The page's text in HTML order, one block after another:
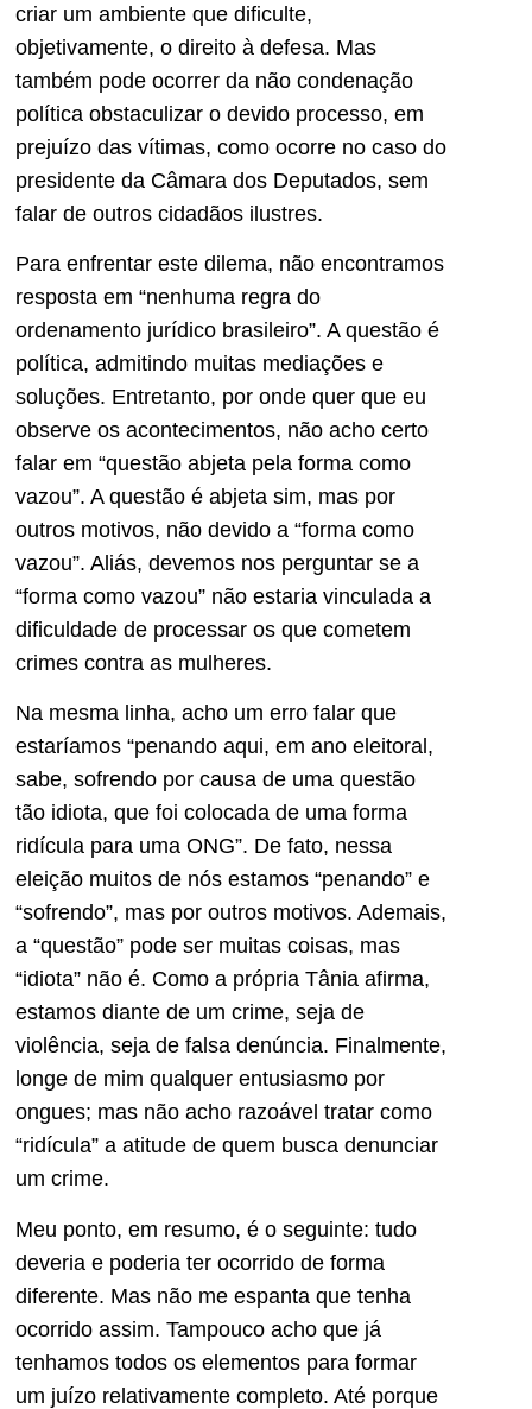
criar um ambiente que dificulte,
objetivamente, o direito à defesa. Mas
também pode ocorrer da não condenação
política obstaculizar o devido processo, em
prejuízo das vítimas, como ocorre no caso do
presidente da Câmara dos Deputados, sem
falar de outros cidadãos ilustres.
Para enfrentar este dilema, não encontramos
resposta em “nenhuma regra do
ordenamento jurídico brasileiro”. A questão é
política, admitindo muitas mediações e
soluções. Entretanto, por onde quer que eu
observe os acontecimentos, não acho certo
falar em “questão abjeta pela forma como
vazou”. A questão é abjeta sim, mas por
outros motivos, não devido a “forma como
vazou”. Aliás, devemos nos perguntar se a
“forma como vazou” não estaria vinculada a
dificuldade de processar os que cometem
crimes contra as mulheres.
Na mesma linha, acho um erro falar que
estaríamos “penando aqui, em ano eleitoral,
sabe, sofrendo por causa de uma questão
tão idiota, que foi colocada de uma forma
ridícula para uma ONG”. De fato, nessa
eleição muitos de nós estamos “penando” e
“sofrendo”, mas por outros motivos. Ademais,
a “questão” pode ser muitas coisas, mas
“idiota” não é. Como a própria Tânia afirma,
estamos diante de um crime, seja de
violência, seja de falsa denúncia. Finalmente,
longe de mim qualquer entusiasmo por
ongues; mas não acho razoável tratar como
“ridícula” a atitude de quem busca denunciar
um crime.
Meu ponto, em resumo, é o seguinte: tudo
deveria e poderia ter ocorrido de forma
diferente. Mas não me espanta que tenha
ocorrido assim. Tampouco acho que já
tenhamos todos os elementos para formar
um juízo relativamente completo. Até porque